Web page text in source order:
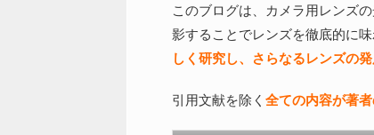
このブログは、カメラ用レンズ
影することでレンズを徹底的に味
しく研究し、さらなるレンズの
引用文献を除く 全ての内容が著